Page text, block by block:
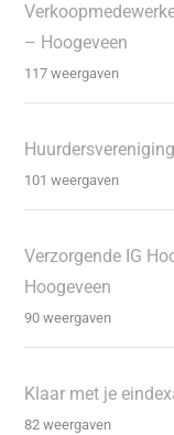
– Hoogeveen
117 weergaven
101 weergaven
Verzorgende IG
Hoogeveen
90 weergaven
Klaar met je
82 weergaven